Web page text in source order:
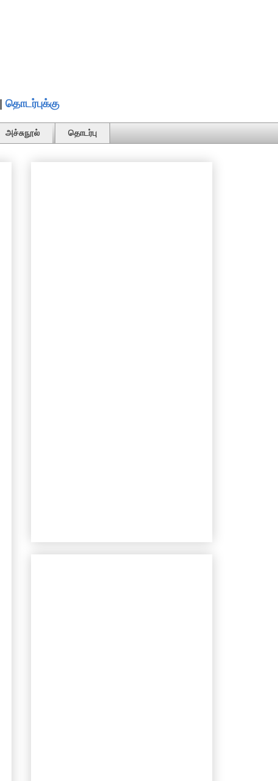
தொடர்புக்கு
அச்சுநூல் தொடர்பு